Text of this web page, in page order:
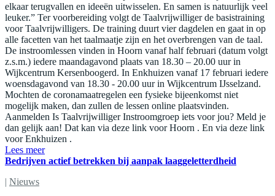
elkaar terugvallen en ideeën uitwisselen. En samen is natuurlijk veel
leuker.” Ter voorbereiding volgt de Taalvrijwilliger de basistraining
voor Taalvrijwilligers. De training duurt vier dagdelen en gaat in op
alle facetten van het taalmaatje zijn en het overbrengen van de taal.
De instroomlessen vinden in Hoorn vanaf half februari (datum volgt
z.s.m.) iedere maandagavond plaats van 18.30 – 20.00 uur in
Wijkcentrum Kersenboogerd. In Enkhuizen vanaf 17 februari iedere
woensdagavond van 18.30 - 20.00 uur in Wijkcentrum IJsselzand.
Mochten de coronamaatregelen een fysieke bijeenkomst niet
mogelijk maken, dan zullen de lessen online plaatsvinden.
Aanmelden Is Taalvrijwilliger Instroomgroep iets voor jou? Meld je
dan gelijk aan! Dat kan via deze link voor Hoorn . En via deze link
voor Enkhuizen .
Lees meer
Bedrijven actief betrekken bij aanpak laaggeletterdheid
| Nieuws